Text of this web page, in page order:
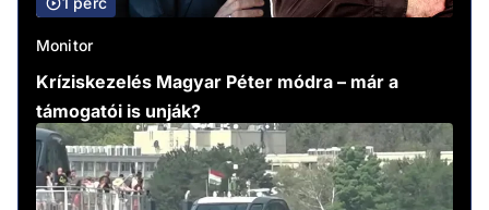
Monitor
Kríziskezelés Magyar Péter módra – már a
támogatói is unják?